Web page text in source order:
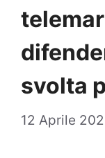
svolta
12 Aprile